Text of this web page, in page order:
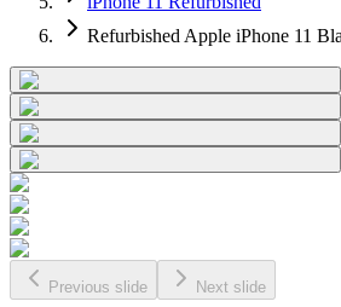
Refurbished Apple iPhone 11
Previous slide Next slide